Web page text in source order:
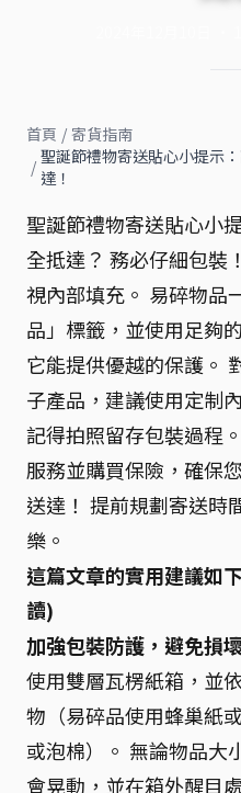
首頁 / 寄貨指南
/ 聖誕節禮物寄送貼心小提示
達！
聖誕節禮物寄送貼心小
全抵達？ 務必仔細包裝
視內部填充。 易碎物品
品」標籤，並使用足夠
它能提供優越的保護。
子產品，建議使用定制
記得拍照留存包裝過程
服務並購買保險，確保
送達！ 提前規劃寄送時
樂。
這篇文章的實用建議如
讀)
加強包裝防護，避免損
使用雙層瓦楞紙箱，並
物（易碎品使用蜂巢紙
或泡棉）。 無論物品大
會晃動，並在箱外醒目